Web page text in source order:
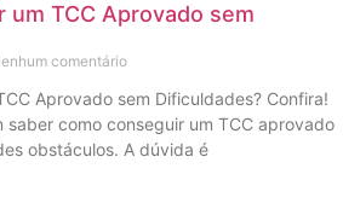
um TCC Aprovado sem
comentário
Aprovado sem Dificuldades? Confira!
saber como conseguir um TCC aprovado
obstáculos. A dúvida é